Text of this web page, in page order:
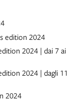
edition 2024
2024 | dai 7 ai
2024 | dagli 11
2024